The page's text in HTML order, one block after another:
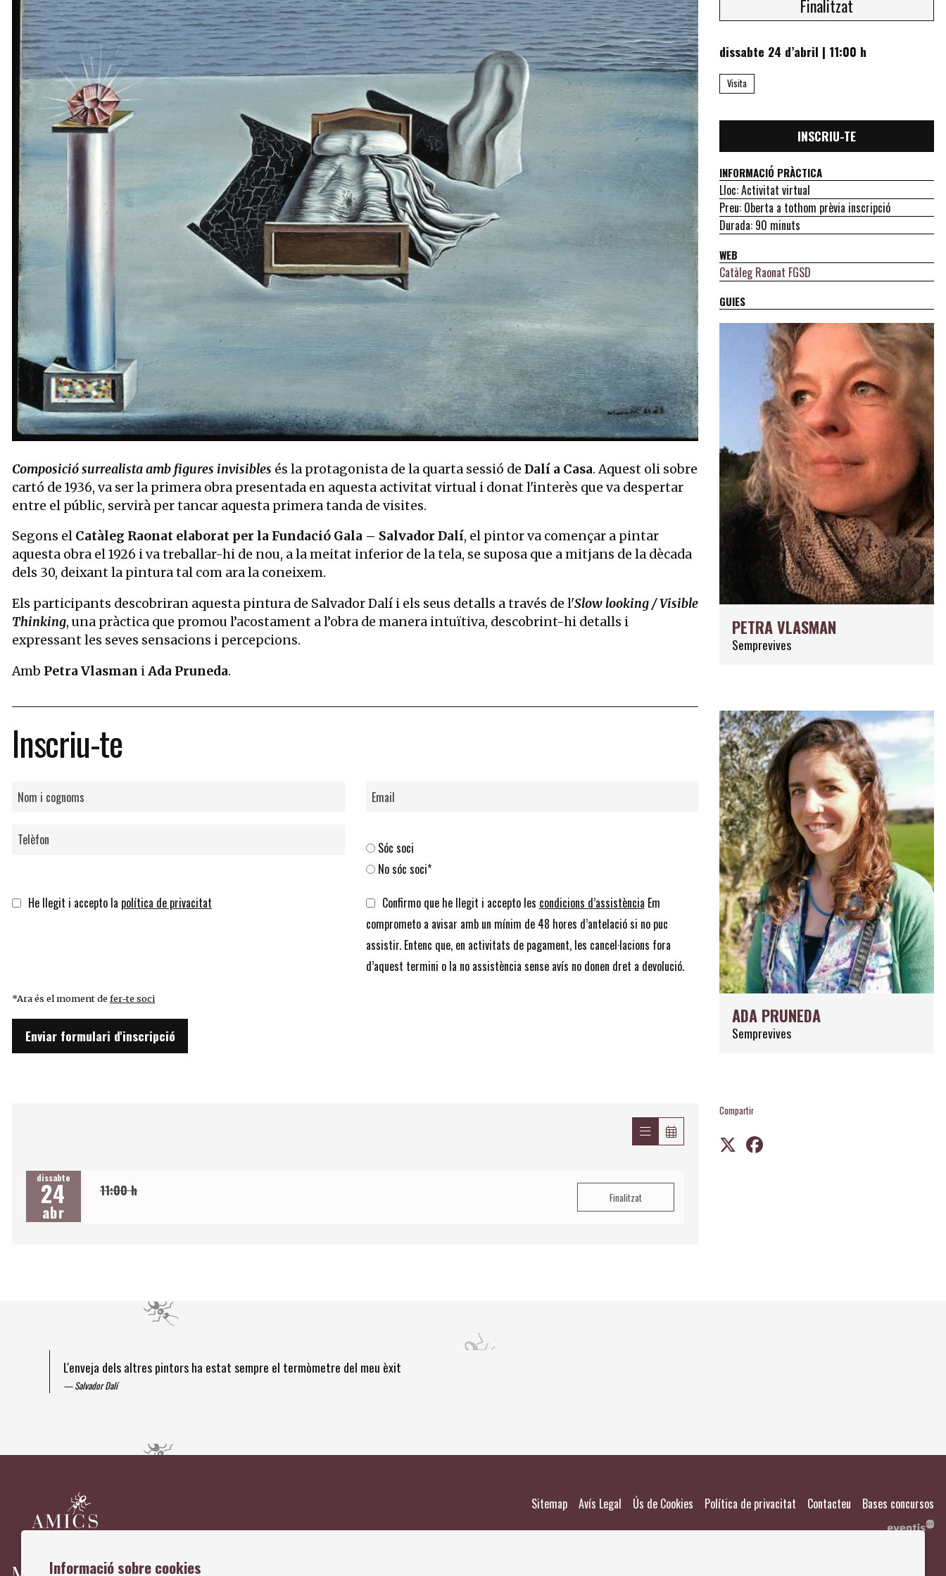
Finalitzat
dissabte 24 d’abril | 11:00 h
Visita
INSCRIU-TE
INFORMACIÓ PRÀCTICA
Lloc: Activitat virtual
Preu: Oberta a tothom prèvia inscripció
Durada: 90 minuts
WEB
Catàleg Raonat FGSD
GUIES
PETRA VLASMAN
Semprevives
ADA PRUNEDA
Semprevives
Compartir
Composició surrealista amb figures invisibles és la protagonista de la quarta sessió de Dalí a Casa. Aquest oli sobre
cartó de 1936, va ser la primera obra presentada en aquesta activitat virtual i donat l'interès que va despertar
entre el públic, servirà per tancar aquesta primera tanda de visites.
Segons el Catàleg Raonat elaborat per la Fundació Gala – Salvador Dalí, el pintor va començar a pintar
aquesta obra el 1926 i va treballar-hi de nou, a la meitat inferior de la tela, se suposa que a mitjans de la dècada
dels 30, deixant la pintura tal com ara la coneixem.
Els participants descobriran aquesta pintura de Salvador Dalí i els seus detalls a través de l'Slow looking / Visible
Thinking, una pràctica que promou l’acostament a l’obra de manera intuïtiva, descobrint-hi detalls i
expressant les seves sensacions i percepcions.
Amb Petra Vlasman iAda Pruneda.
Inscriu-te
Sóc soci
No sóc soci*
He llegit i accepto la política de privacitat Confirmo que he llegit i accepto les condicions d’assistència Em
comprometo a avisar amb un mínim de 48 hores d’antelació si no puc
assistir. Entenc que, en activitats de pagament, les cancel·lacions fora
d’aquest termini o la no assistència sense avís no donen dret a devolució.
*Ara és el moment defer-te soci
Enviar formulari d'inscripció
dissabte
24
abr
11:00 h Finalitzat
L'enveja dels altres pintors ha estat sempre el termòmetre del meu èxit
Salvador Dalí
Sitemap Avís Legal Ús de Cookies Política de privacitat Contacteu Bases concursos
Informació sobre cookies